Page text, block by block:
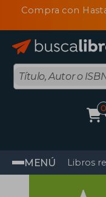
Compra con
0
MENÚ Libros